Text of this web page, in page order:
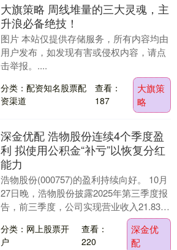
大旗策略 周线堆量的三大灵魂，主
升浪必备绝技！
图片 本站仅提供存储服务，所有内容均由
用户发布，如发现有害或侵权内容，请点
击举报。....
分类：配资知名股票配
资渠道
查看：
187
大旗策
略
深金优配 浩物股份连续4个季度盈
利 拟使用公积金“补亏”以恢复分红
能力
浩物股份(000757)的盈利持续向好。 10月
27日晚，浩物股份披露2025年第三季度报
告，前三季度，公司实现营业收入21.83亿
分类：网上股票开
户
查看：
220
深金优
配